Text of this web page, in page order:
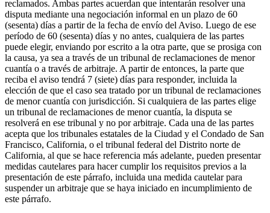
reclamados. Ambas partes acuerdan que intentarán resolver una
disputa mediante una negociación informal en un plazo de 60
(sesenta) días a partir de la fecha de envío del Aviso. Luego de ese
período de 60 (sesenta) días y no antes, cualquiera de las partes
puede elegir, enviando por escrito a la otra parte, que se prosiga con
la causa, ya sea a través de un tribunal de reclamaciones de menor
cuantía o a través de arbitraje. A partir de entonces, la parte que
reciba el aviso tendrá 7 (siete) días para responder, incluida la
elección de que el caso sea tratado por un tribunal de reclamaciones
de menor cuantía con jurisdicción. Si cualquiera de las partes elige
un tribunal de reclamaciones de menor cuantía, la disputa se
resolverá en ese tribunal y no por arbitraje. Cada una de las partes
acepta que los tribunales estatales de la Ciudad y el Condado de San
Francisco, California, o el tribunal federal del Distrito norte de
California, al que se hace referencia más adelante, pueden presentar
medidas cautelares para hacer cumplir los requisitos previos a la
presentación de este párrafo, incluida una medida cautelar para
suspender un arbitraje que se haya iniciado en incumplimiento de
este párrafo.